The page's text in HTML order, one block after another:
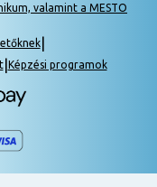
valamint a MESTO
|
| Képzési programok